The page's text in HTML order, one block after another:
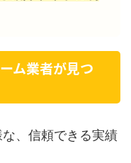
ム業者が見つ
、信頼できる実績